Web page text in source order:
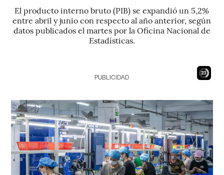
El producto interno bruto (PIB) se expandió un 5,2%
entre abril y junio con respecto al año anterior, según
datos publicados el martes por la Oficina Nacional de
Estadísticas.
21
PUBLICIDAD